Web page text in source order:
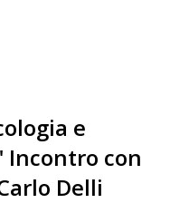
e
Incontro con
Delli